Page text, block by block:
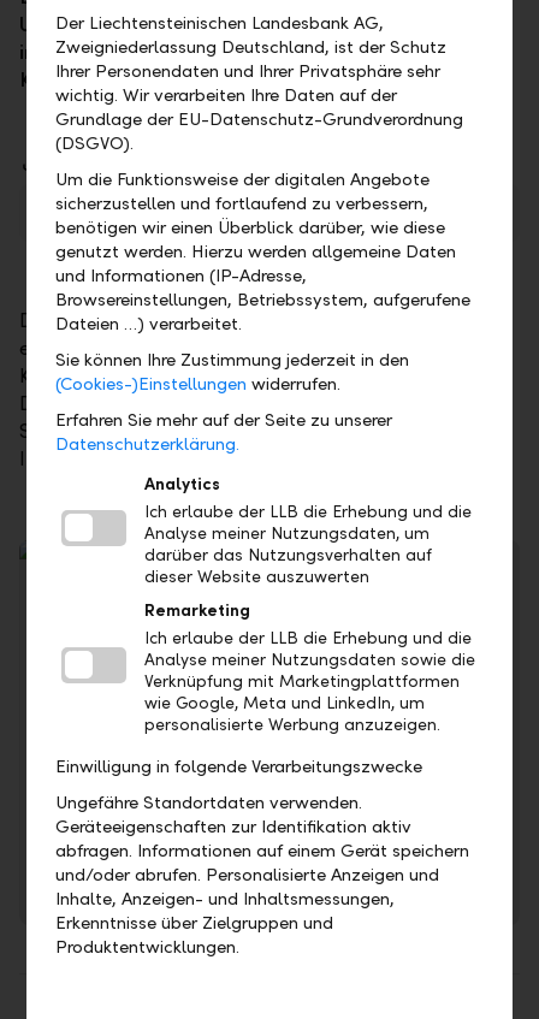
Universalbank mit Fokus auf Private Banking und
institutionelles Geschäft, seit 160 Jahren nah am
Kunden.
Downloads
LLB-OrganigrammPDF
Die LLB Deutschland ist Teil der LLB-Gruppe. Dies
ermöglicht uns, gezielt auf die Bedürfnisse unserer
Kundinnen und Kunden in Deutschland einzugehen.
Die LLB-Gruppe besteht aus den beiden starken
Säulen Privat- und Geschäftskunden sowie
International Wealth Management.
sein.
Weitere Informationen über die Organisation und das
Management der LLB-Gruppe finden Sie hier.
Mehr erfahren
Der Liechtensteinischen Landesbank AG,
Zweigniederlassung Deutschland, ist der Schutz
Ihrer Personendaten und Ihrer Privatsphäre sehr
wichtig. Wir verarbeiten Ihre Daten auf der
Grundlage der EU-Datenschutz-Grundverordnung
(DSGVO).
Um die Funktionsweise der digitalen Angebote
sicherzustellen und fortlaufend zu verbessern,
benötigen wir einen Überblick darüber, wie diese
genutzt werden. Hierzu werden allgemeine Daten
und Informationen (IP-Adresse,
Browsereinstellungen, Betriebssystem, aufgerufene
Dateien …) verarbeitet.
Sie können Ihre Zustimmung jederzeit in den
(Cookies-)Einstellungen widerrufen.
Erfahren Sie mehr auf der Seite zu unserer
Datenschutzerklärung.
Analytics
Ich erlaube der LLB die Erhebung und die
Analyse meiner Nutzungsdaten, um
darüber das Nutzungsverhalten auf
dieser Website auszuwerten
Remarketing
Ich erlaube der LLB die Erhebung und die
Analyse meiner Nutzungsdaten sowie die
Verknüpfung mit Marketingplattformen
wie Google, Meta und LinkedIn, um
personalisierte Werbung anzuzeigen.
Einwilligung in folgende Verarbeitungszwecke
Ungefähre Standortdaten verwenden.
Geräteeigenschaften zur Identifikation aktiv
abfragen. Informationen auf einem Gerät speichern
und/oder abrufen. Personalisierte Anzeigen und
Inhalte, Anzeigen- und Inhaltsmessungen,
Erkenntnisse über Zielgruppen und
Produktentwicklungen.